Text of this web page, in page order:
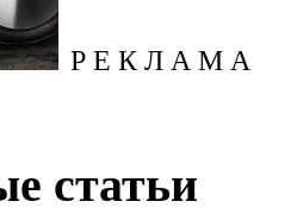
Р Е К Л А М А
статьи